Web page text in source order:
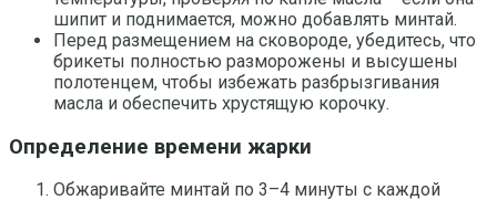
шипит и поднимается, можно добавлять минтай.
Перед размещением на сковороде, убедитесь, что
брикеты полностью разморожены и высушены
полотенцем, чтобы избежать разбрызгивания
масла и обеспечить хрустящую корочку.
Определение времени жарки
Обжаривайте минтай по 3–4 минуты с каждой